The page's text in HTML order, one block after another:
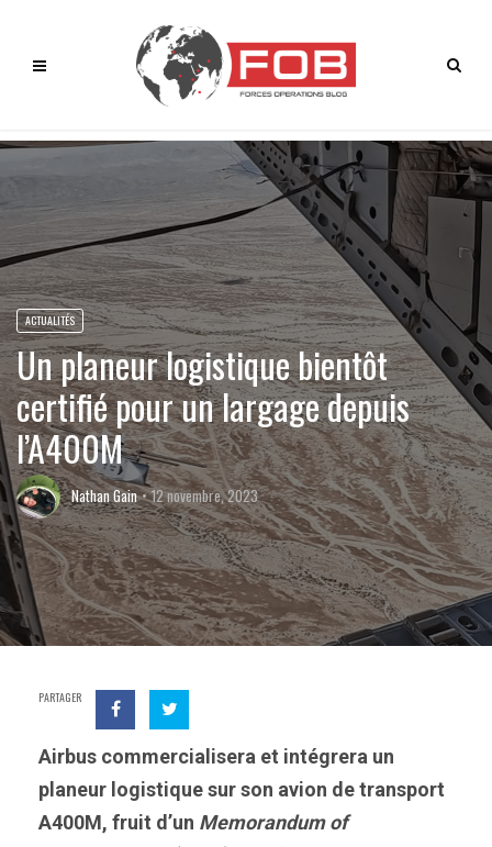
ACTUALITÉS
Un planeur logistique bientôt
certifié pour un largage depuis
l’A400M
Nathan Gain 12 novembre, 2023
PARTAGER
Airbus commercialisera et intégrera un
planeur logistique sur son avion de transport
A400M, fruit d’un Memorandum of